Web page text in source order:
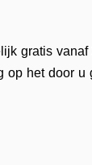
gratis vanaf
op het door u